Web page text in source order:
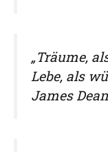
„Träume,
Lebe, als
James Dean